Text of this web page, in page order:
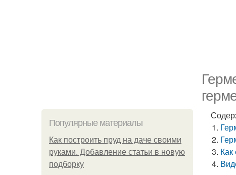
Популярные материалы
Как построить пруд на даче своими
руками. Добавление статьи в новую
подборку
Как